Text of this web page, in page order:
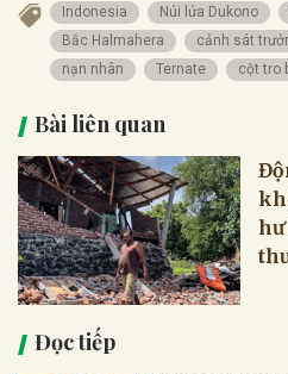
Indonesia Núi lửa Dukono
Bắc Halmahera
cảnh sát
nạn nhân
Ternate cột tro
Bài liên quan
Đọc tiếp